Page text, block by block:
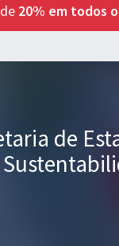
20% em todos
de